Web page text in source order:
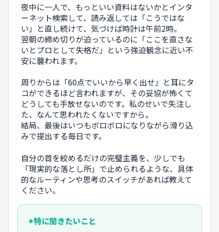
夜中に一人で、もっといい資料はないかとインタ
ーネット検索して、読み返しては「こうではな
い」と直し続けて、気づけば時計は午前2時。
翌朝の締め切りが迫っているのに「ここを直さな
いとプロとして失格だ」という強迫観念に近い不
安に襲われます。
周りからは「60点でいいから早く出せ」と耳にタ
コができるほど言われますが、その妥協が怖くて
どうしても手放せないのです。私のせいで失注し
た、なんて思われたくないですから。
結局、最後はいつもボロボロになりながら滑り込
みで提出する毎日です。
自分の首を絞めるだけの完璧主義を、少しでも
「現実的な落とし所」で止められるような、具体
的なルーティンや思考のスイッチがあれば教えて
ください。
✦特に聞きたいこと